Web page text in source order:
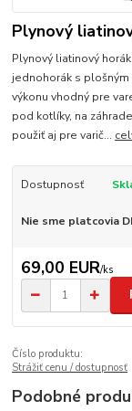
Plynový
Plynový liatinový
jednohorák s
výkonu vhodný pre
pod kotlíky, na
použiť aj pre varič...
Dostupnosť
Nie sme platcovia
69,00 EUR/ks
Číslo produktu:
Strážiť cenu / dostupnosť
Podobné